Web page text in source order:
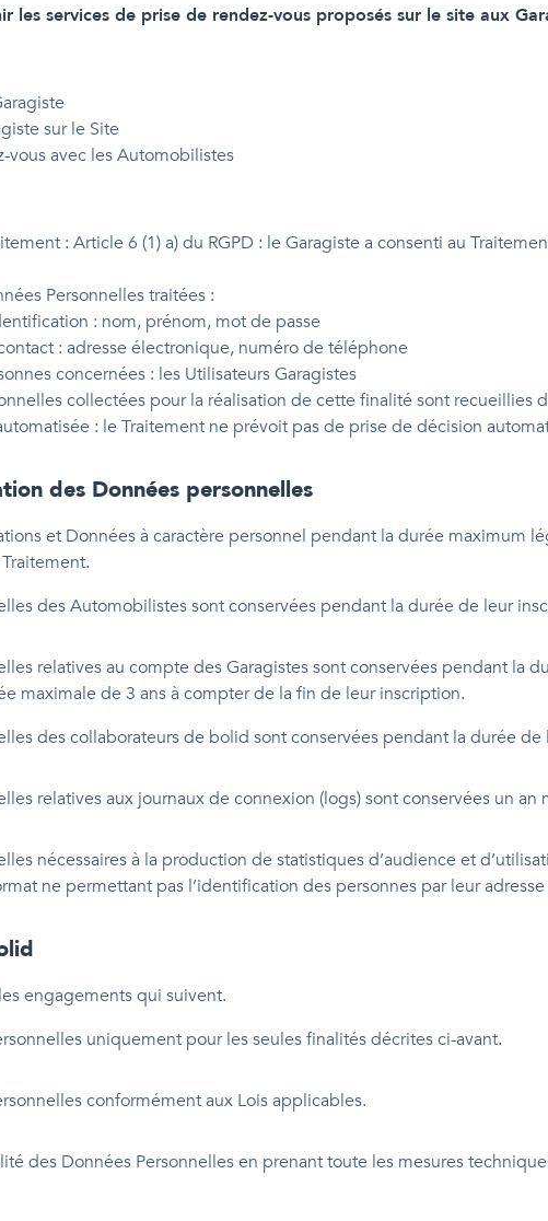
les services de prise de rendez-vous proposés sur le site aux
sur le Site
vous avec les Automobilistes
: Article 6 (1) a) du RGPD : le Garagiste a consenti au
Personnelles traitées :
: nom, prénom, mot de passe
: adresse électronique, numéro de téléphone
concernées : les Utilisateurs Garagistes
collectées pour la réalisation de cette finalité sont recueillies
: le Traitement ne prévoit pas de prise de décision
des Données personnelles
et Données à caractère personnel pendant la durée maximum
des Automobilistes sont conservées pendant la durée de leur
relatives au compte des Garagistes sont conservées pendant la
maximale de 3 ans à compter de la fin de leur inscription.
des collaborateurs de bolid sont conservées pendant la durée
relatives aux journaux de connexion (logs) sont conservées un an
nécessaires à la production de statistiques d’audience et
ne permettant pas l’identification des personnes par leur adresse
engagements qui suivent.
uniquement pour les seules finalités décrites ci-avant.
conformément aux Lois applicables.
des Données Personnelles en prenant toute les mesures